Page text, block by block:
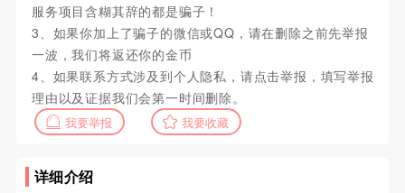
服务项目含糊其辞的都是骗子！
3、如果你加上了骗子的微信或QQ，请在删除之前先举报
一波，我们将返还你的金币
4、如果联系方式涉及到个人隐私，请点击举报，填写举报
理由以及证据我们会第一时间删除。
我要举报 我要收藏
详细介绍